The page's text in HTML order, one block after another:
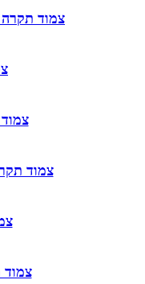
צמוד תקרה
צמוד
צמוד